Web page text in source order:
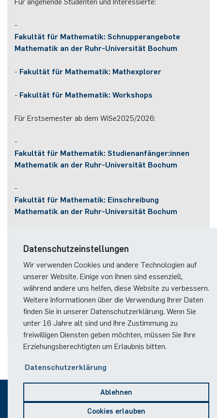
-
Fakultät für Mathematik: Schnupperangebote
Mathematik an der Ruhr-Universität Bochum
- Fakultät für Mathematik: Mathexplorer
- Fakultät für Mathematik: Workshops
Für Erstsemester ab dem WiSe2025/2026:
-
Fakultät für Mathematik: Studienanfänger:innen
Mathematik an der Ruhr-Universität Bochum
-
Fakultät für Mathematik: Einschreibung
Mathematik an der Ruhr-Universität Bochum
Fakultät für Mathematik: Vorkurs Mathematik an
Fakultät für Mathematik: Unterstützungsangebote
Mathematik an der Ruhr-Universität Bochum
Datenschutzeinstellungen
Wir verwenden Cookies und andere Technologien auf
unserer Website. Einige von ihnen sind essenziell,
während andere uns helfen, diese Website zu verbessern.
Weitere Informationen über die Verwendung Ihrer Daten
finden Sie in unserer Datenschutzerklärung. Wenn Sie
unter 16 Jahre alt sind und Ihre Zustimmung zu
freiwilligen Diensten geben möchten, müssen Sie Ihre
Erziehungsberechtigten um Erlaubnis bitten.
Datenschutzerklärung
Ablehnen
Cookies erlauben